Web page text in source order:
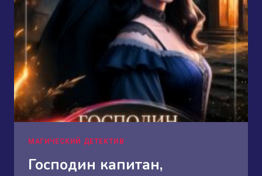
МАГИЧЕСКИЙ ДЕТЕКТИВ
Господин капитан,